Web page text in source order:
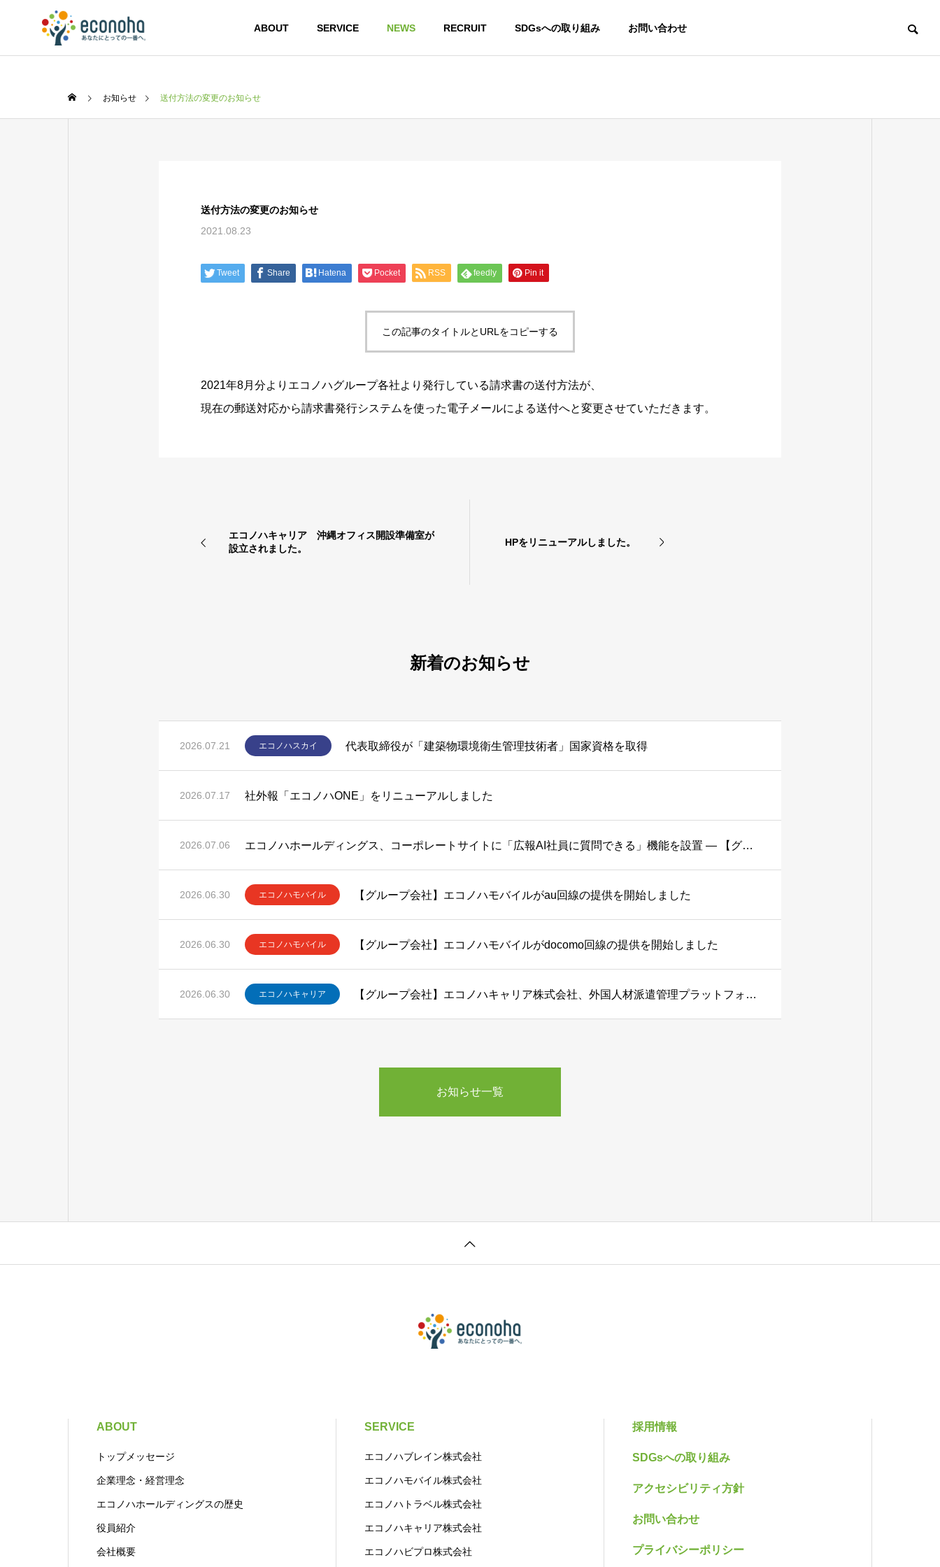
ABOUT SERVICE NEWS RECRUIT SDGsへの取り組み お問い合わせ
お知らせ 送付方法の変更のお知らせ
送付方法の変更のお知らせ
2021.08.23
Tweet Share Hatena Pocket RSS feedly Pin it
この記事のタイトルとURLをコピーする
2021年8月分よりエコノハグループ各社より発行している請求書の送付方法が、
現在の郵送対応から請求書発行システムを使った電子メールによる送付へと変更させていただきます。
エコノハキャリア 沖縄オフィス開設準備室が
設立されました。
HPをリニューアルしました。
新着のお知らせ
2026.07.21 エコノハスカイ 代表取締役が「建築物環境衛生管理技術者」国家資格を取得
2026.07.17 社外報「エコノハONE」をリニューアルしました
2026.07.06 エコノハホールディングス、コーポレートサイトに「広報AI社員に質問できる」機能を設置 ― 【グループ会社】エコノハブレインが開発
2026.06.30 エコノハモバイル 【グループ会社】エコノハモバイルがau回線の提供を開始しました
2026.06.30 エコノハモバイル 【グループ会社】エコノハモバイルがdocomo回線の提供を開始しました
2026.06.30 エコノハキャリア 【グループ会社】エコノハキャリア株式会社、外国人材派遣管理プラットフォーム「キャリコン」の提供を開始
お知らせ一覧
ABOUT
トップメッセージ
企業理念・経営理念
エコノハホールディングスの歴史
役員紹介
会社概要
SERVICE
エコノハブレイン株式会社
エコノハモバイル株式会社
エコノハトラベル株式会社
エコノハキャリア株式会社
エコノハビプロ株式会社
採用情報
SDGsへの取り組み
アクセシビリティ方針
お問い合わせ
プライバシーポリシー